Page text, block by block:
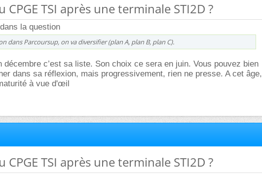
CPGE TSI après une terminale STI2D ?
la question
dans Parcoursup, on va diversifier (plan A, plan B, plan C).
décembre c’est sa liste. Son choix ce sera en juin. Vous pouvez bien
dans sa réflexion, mais progressivement, rien ne presse. A cet âge,
à vue d'œil
CPGE TSI après une terminale STI2D ?